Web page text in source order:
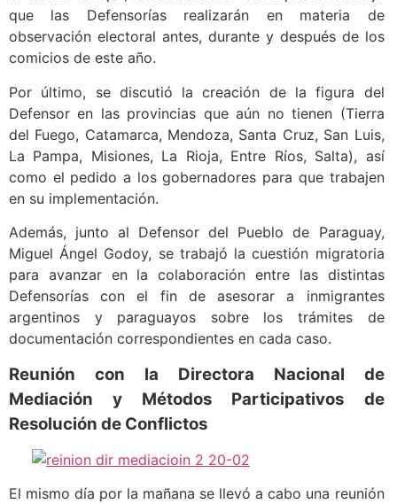
que las Defensorías realizarán en materia de
observación electoral antes, durante y después de los
comicios de este año.
Por último, se discutió la creación de la figura del
Defensor en las provincias que aún no tienen (Tierra
del Fuego, Catamarca, Mendoza, Santa Cruz, San Luis,
La Pampa, Misiones, La Rioja, Entre Ríos, Salta), así
como el pedido a los gobernadores para que trabajen
en su implementación.
Además, junto al Defensor del Pueblo de Paraguay,
Miguel Ángel Godoy, se trabajó la cuestión migratoria
para avanzar en la colaboración entre las distintas
Defensorías con el fin de asesorar a inmigrantes
argentinos y paraguayos sobre los trámites de
documentación correspondientes en cada caso.
Reunión con la Directora Nacional de
Mediación y Métodos Participativos de
Resolución de Conflictos
El mismo día por la mañana se llevó a cabo una reunión